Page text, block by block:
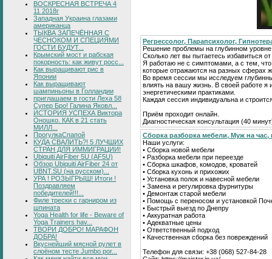
ВОСКРЕСНАЯ ВСТРЕЧА 4
11 2018г
Западная Украина глазами
американца
ТЫКВА ЗАПЕЧЁННАЯ С
ЧЕСНОКОМ И СПЕЦИЯМИ
ГОСТИ БУДУТ...
Крымский мост и рабская
покорность: как живут росс...
Как выращивают рис в
Японии
Как выращивают
шампиньоны в Голландии
приглашаем в гости Леха 58
Супер Бро! Галина Яковл...
ИСТОРИЯ УСПЕХА Виктора
Оношко. КАК в 21 стать
МИЛЛ...
ПрогулкаСпапой
КУДА СВАЛИТЬ?! 5 ЛУЧШИХ
СТРАН ДЛЯ ИММИГРАЦИИ!
Ubiquiti AirFiber 5U (AF5U)
Обзор Ubiquiti AirFiber 24 от
UBNT.SU (на русском)...
УРА ! РОЗЫГРЫШ! Итоги !
Поздравляем
победителей!!!...
Филе трески с гарниром из
шпината
Yoga Health for life - Beware of
Yoga Trainers hav...
ТВОРИ ДОБРО! МАРАФОН
ДОБРА!
Вкуснейший мясной рулет в
слоёном тесте Jumbo por...
Регрессолог, Парапсихолог,
Решение проблемы на глубинном уровне
Сколько лет вы пытаетесь избавиться
Я работаю не с симптомами, а с тем, что
которые отражаются на разных сферах
Во время сессии мы исследуем
влиять на вашу жизнь. В своей работе
энергетическими практиками.
Каждая сессия индивидуальна и
Приём проходит онлайн.
Диагностическая консультация (40
Сборка разборка мебели, Муж на час,
Наши услуги:
• Сборка новой мебели
• Разборка мебели при переезде
• Сборка шкафов, комодов, кроватей
• Сборка кухонь и прихожих
• Установка полок и навесной мебели
• Замена и регулировка фурнитуры
• Демонтаж старой мебели
• Помощь с переносом и установкой
• Быстрый выезд по Днепру
• Аккуратная работа
• Адекватные цены
• Ответственный подход
• Качественная сборка без повреждений
Телефон для связи: +38 (068) 527-84-28